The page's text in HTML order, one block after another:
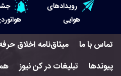
حمله هوایی به تأسیسات فرودگاه سمنان
استخدام در صنعت هوانوردی کانادا با آموزش
رویدادهای
هوایی
تماس با ما میثاق‌نامه اخلاق
پیوندها
تبلیغات در کن نیوز